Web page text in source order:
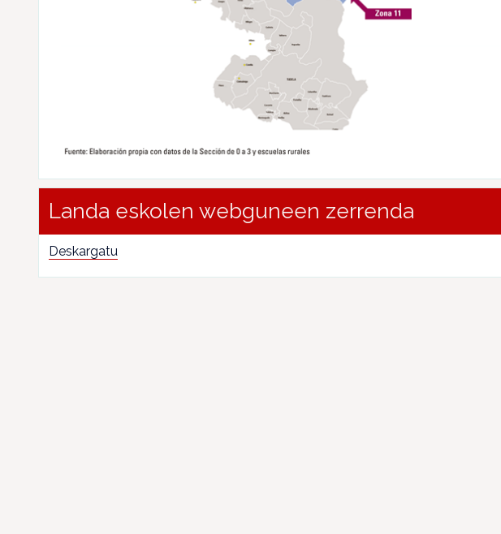
Landa eskolen webguneen zerrenda
Deskargatu